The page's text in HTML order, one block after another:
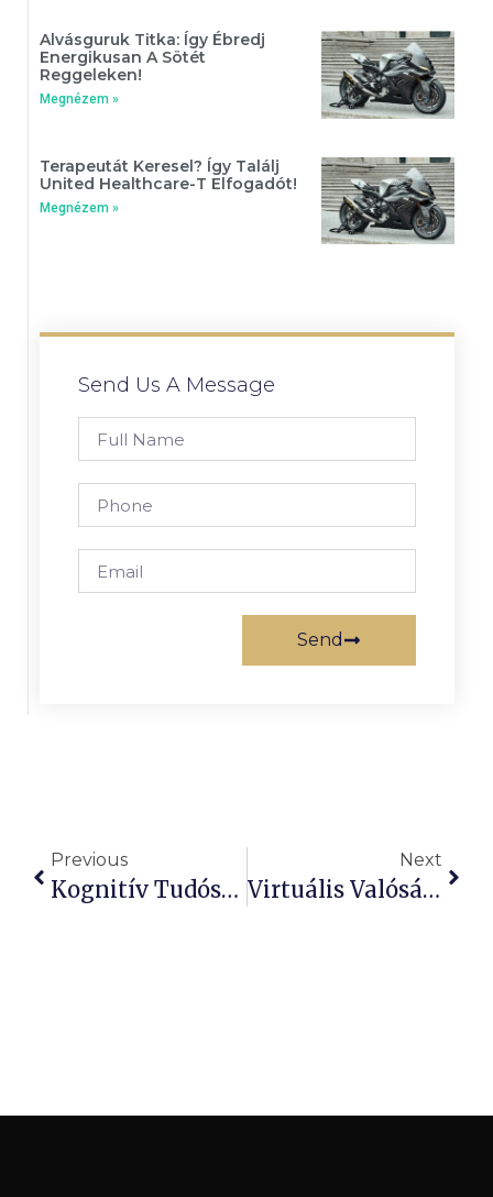
Alvásguruk Titka: Így Ébredj
Energikusan A Sötét
Reggeleken!
Megnézem »
Terapeutát Keresel? Így Találj
United Healthcare-T Elfogadót!
Megnézem »
Send Us A Message
Send
Previous
Kognitív Tudósok Felfedik, Miért Tűnnek Ki A Mondatok!
Next
Virtuális Valóság: Szorongáscsökkentés Szívkezelésnél!